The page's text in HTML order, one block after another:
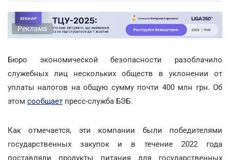
Реклама
Бюро экономической безопасности разоблачило
служебных лиц нескольких обществ в уклонении от
уплаты налогов на общую сумму почти 400 млн грн. Об
этом сообщает пресс-служба БЭБ.
Как отмечается, эти компании были победителями
государственных закупок и в течение 2022 года
поставляли продукты питания для государственных